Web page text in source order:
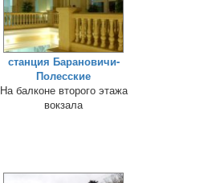
станция Барановичи-
Полесские
На балконе второго этажа
вокзала